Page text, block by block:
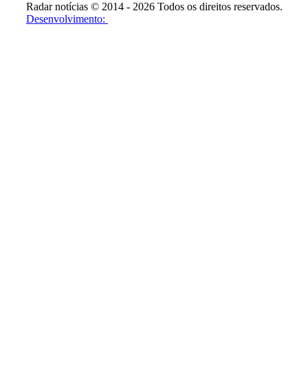
Radar notícias © 2014 - 2026 Todos os direitos reservados.
Desenvolvimento: